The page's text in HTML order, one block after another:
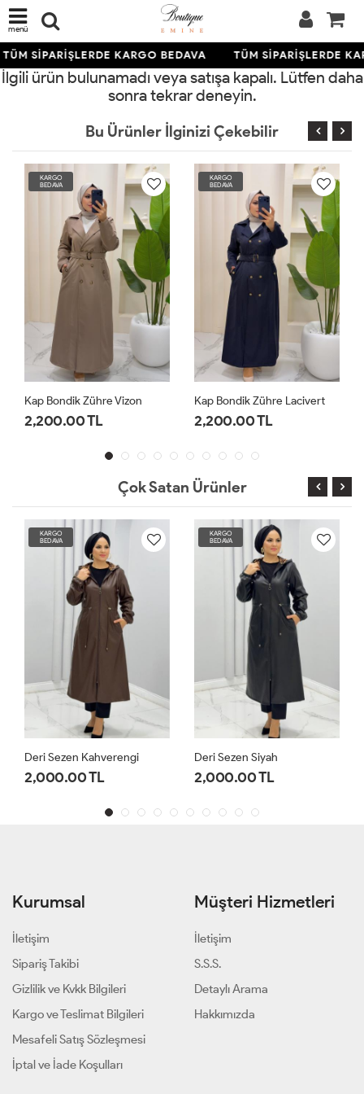
menü
TÜM SİPARİŞLERDE KARGO BEDAVA TÜM SİPARİŞLERDE
İlgili ürün bulunamadı veya satışa kapalı. Lütfen daha
sonra tekrar deneyin.
Bu Ürünler İlginizi Çekebilir
KARGO
BEDAVA
Kap Bondik Zühre Vizon
2,200.00 TL
KARGO
BEDAVA
Kap Bondik Zühre Lacivert
2,200.00 TL
Çok Satan Ürünler
KARGO
BEDAVA
Deri Sezen Kahverengi
2,000.00 TL
KARGO
BEDAVA
Deri Sezen Siyah
2,000.00 TL
Kurumsal
İletişim
Sipariş Takibi
Gizlilik ve Kvkk Bilgileri
Kargo ve Teslimat Bilgileri
Mesafeli Satış Sözleşmesi
İptal ve İade Koşulları
Müşteri Hizmetleri
İletişim
S.S.S.
Detaylı Arama
Hakkımızda